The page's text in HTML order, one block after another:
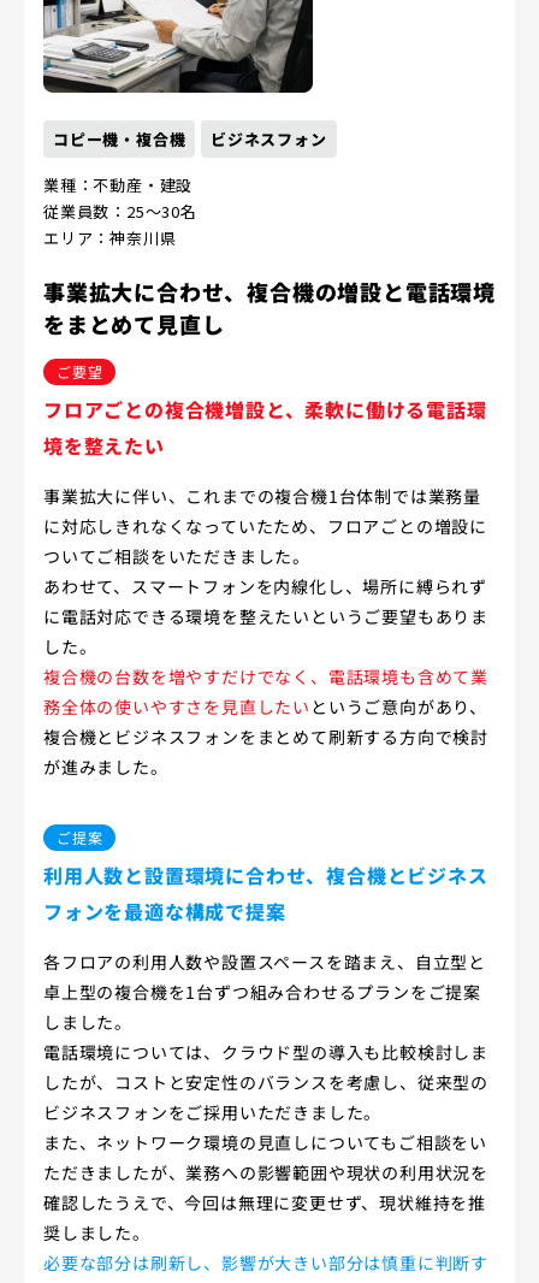
コピー機・複合機 ビジネスフォン
業種：不動産・建設
従業員数：25～30名
エリア：神奈川県
事業拡大に合わせ、複合機の増設と電話環境
をまとめて見直し
ご要望
フロアごとの複合機増設と、柔軟に働ける電話環
境を整えたい
事業拡大に伴い、これまでの複合機1台体制では業務量
に対応しきれなくなっていたため、フロアごとの増設に
ついてご相談をいただきました。
あわせて、スマートフォンを内線化し、場所に縛られず
に電話対応できる環境を整えたいというご要望もありま
した。
複合機の台数を増やすだけでなく、電話環境も含めて業
務全体の使いやすさを見直したいというご意向があり、
複合機とビジネスフォンをまとめて刷新する方向で検討
が進みました。
ご提案
利用人数と設置環境に合わせ、複合機とビジネス
フォンを最適な構成で提案
各フロアの利用人数や設置スペースを踏まえ、自立型と
卓上型の複合機を1台ずつ組み合わせるプランをご提案
しました。
電話環境については、クラウド型の導入も比較検討しま
したが、コストと安定性のバランスを考慮し、従来型の
ビジネスフォンをご採用いただきました。
また、ネットワーク環境の見直しについてもご相談をい
ただきましたが、業務への影響範囲や現状の利用状況を
確認したうえで、今回は無理に変更せず、現状維持を推
奨しました。
必要な部分は刷新し、影響が大きい部分は慎重に判断す